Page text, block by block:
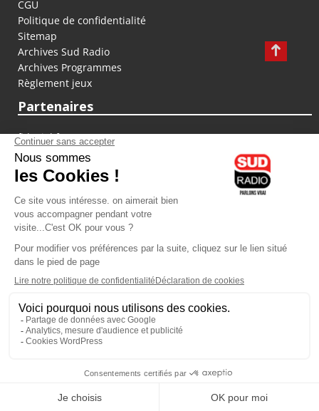
CGU
Politique de confidentialité
Sitemap
Archives Sud Radio
Archives Programmes
Règlement jeux
Partenaires
fiducial.fr
lyoncapitale.fr
olympique-et-lyonnais.com
L'application Iphone / Android
Téléchargez l'application
Les cookies
Gestion des cookies
Crédit photos : ©Sud Radio / Pierre Olivier
Jacques Cardoze
Le Grand Matin
Noémie Halioua
Les débats de l'été